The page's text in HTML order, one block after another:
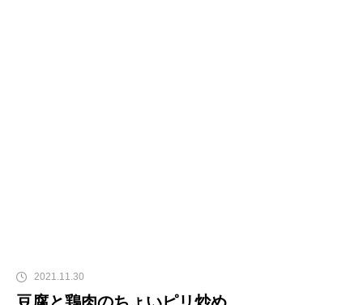
2021.11.30